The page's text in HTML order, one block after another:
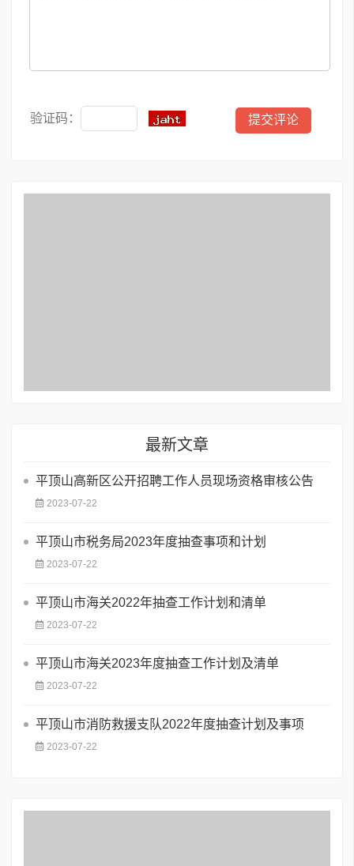
验证码：
最新文章
平顶山高新区公开招聘工作人员现场资格审核公告
2023-07-22
平顶山市税务局2023年度抽查事项和计划
2023-07-22
平顶山市海关2022年抽查工作计划和清单
2023-07-22
平顶山市海关2023年度抽查工作计划及清单
2023-07-22
平顶山市消防救援支队2022年度抽查计划及事项
2023-07-22